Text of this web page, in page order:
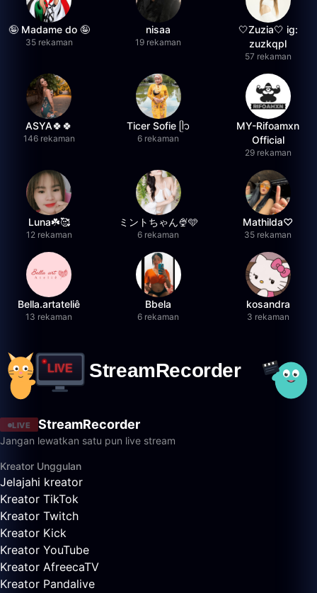
🤪 Madame do 🤪
35 rekaman
nisaa
19 rekaman
🤍Zuzia🤍 ig:
zuzkqpl
57 rekaman
ASYA🍀🍀
146 rekaman
Ticer Sofie ᥫ᭡
6 rekaman
MY-Rifoamxn
Official
29 rekaman
Luna☘️🥰
12 rekaman
ミントちゃん🍨🩵
6 rekaman
Mathilda♡︎
35 rekaman
Bella.artateliê
13 rekaman
Bbela
6 rekaman
kosandra
3 rekaman
LIVE StreamRecorder
Jangan lewatkan satu pun live stream
Kreator Unggulan
Jelajahi kreator
Kreator TikTok
Kreator Twitch
Kreator Kick
Kreator YouTube
Kreator AfreecaTV
Kreator Pandalive